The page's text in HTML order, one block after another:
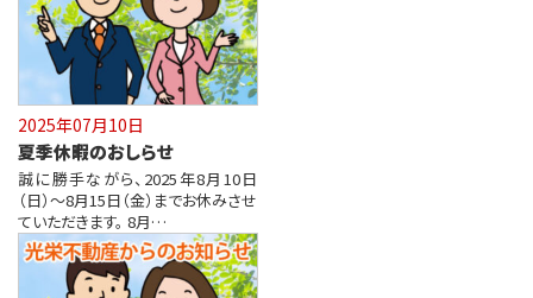
2025年07月10日
夏季休暇のおしらせ
誠に勝手ながら、2025年8月10日
（日）～8月15日（金）までお休みさせ
ていただきます。 8月…